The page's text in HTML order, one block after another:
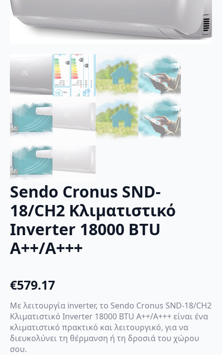
Sendo Cronus SND-
18/CH2 Κλιματιστικό
Inverter 18000 BTU
A++/A+++
€579.17
Με λειτουργία inverter, το Sendo Cronus SND-18/CH2
Κλιματιστικό Inverter 18000 BTU A++/A+++ είναι ένα
κλιματιστικό πρακτικό και λειτουργικό, για να
διευκολύνει τη θέρμανση ή τη δροσιά του χώρου
σου.